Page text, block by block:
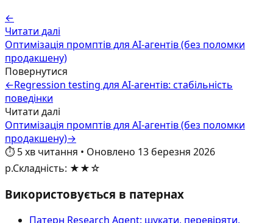
←
Читати далі
Оптимізація промптів для AI‑агентів (без поломки
продакшену)
Повернутися
←Regression testing для AI-агентів: стабільність
поведінки
Читати далі
Оптимізація промптів для AI‑агентів (без поломки
продакшену)→
⏱️ 5хв читання • Оновлено 13 березня 2026
р.Складність: ★★☆
Використовується в патернах
Патерн Research Agent: шукати, перевіряти,